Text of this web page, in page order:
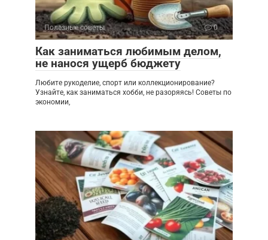
Полезные советы 0
Как заниматься любимым делом,
не нанося ущерб бюджету
Любите рукоделие, спорт или коллекционирование?
Узнайте, как заниматься хобби, не разоряясь! Советы по
экономии,